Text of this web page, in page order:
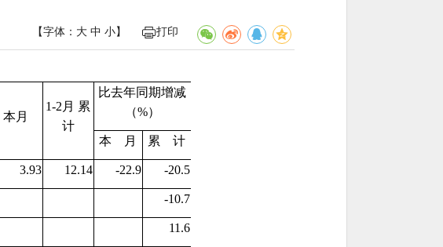
【字体： 大 中 小】 打印
本月
1-2月 累
计
比去年同期增减
（%）
本 月 累 计
3.93 12.14 -22.9 -20.5
-10.7
11.6